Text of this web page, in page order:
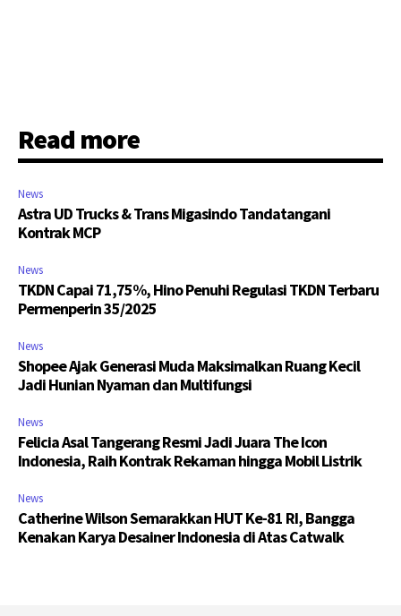
Read more
News
Astra UD Trucks & Trans Migasindo Tandatangani
Kontrak MCP
News
TKDN Capai 71,75%, Hino Penuhi Regulasi TKDN Terbaru
Permenperin 35/2025
News
Shopee Ajak Generasi Muda Maksimalkan Ruang Kecil
Jadi Hunian Nyaman dan Multifungsi
News
Felicia Asal Tangerang Resmi Jadi Juara The Icon
Indonesia, Raih Kontrak Rekaman hingga Mobil Listrik
News
Catherine Wilson Semarakkan HUT Ke-81 RI, Bangga
Kenakan Karya Desainer Indonesia di Atas Catwalk